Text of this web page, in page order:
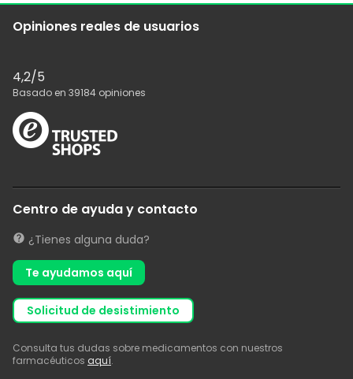
Opiniones reales de usuarios
4,2/5
Basado en 39184 opiniones
Centro de ayuda y contacto
¿Tienes alguna duda?
Te ayudamos aquí
solicitud de desistimiento
Consulta tus dudas sobre medicamentos con nuestros
farmacéuticos aquí.